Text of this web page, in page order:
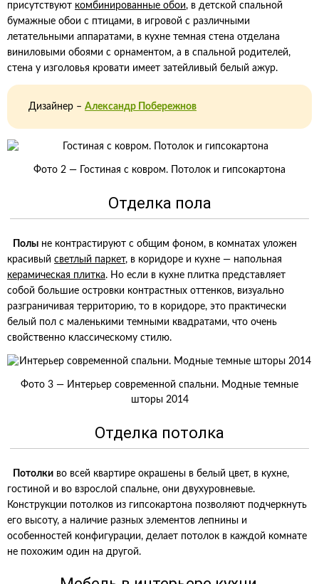
присутствуют комбинированные обои, в детской спальной
бумажные обои с птицами, в игровой с различными
летательными аппаратами, в кухне темная стена отделана
виниловыми обоями с орнаментом, а в спальной родителей,
стена у изголовья кровати имеет затейливый белый ажур.
Дизайнер – Александр Побережнов
Фото 2 — Гостиная с ковром. Потолок и гипсокартона
Отделка пола
Полы не контрастируют с общим фоном, в комнатах уложен
красивый светлый паркет, в коридоре и кухне — напольная
керамическая плитка. Но если в кухне плитка представляет
собой большие островки контрастных оттенков, визуально
разграничивая территорию, то в коридоре, это практически
белый пол с маленькими темными квадратами, что очень
свойственно классическому стилю.
Фото 3 — Интерьер современной спальни. Модные темные
шторы 2014
Отделка потолка
Потолки во всей квартире окрашены в белый цвет, в кухне,
гостиной и во взрослой спальне, они двухуровневые.
Конструкции потолков из гипсокартона позволяют подчеркнуть
его высоту, а наличие разных элементов лепнины и
особенностей конфигурации, делает потолок в каждой комнате
не похожим один на другой.